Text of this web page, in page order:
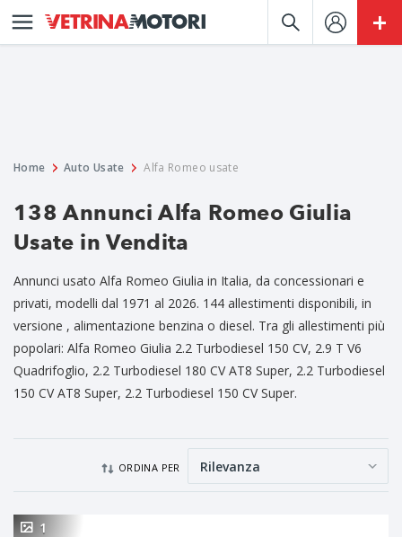
Home Auto Usate Alfa Romeo usate
138 Annunci Alfa Romeo Giulia
Usate in Vendita
Annunci usato Alfa Romeo Giulia in Italia, da concessionari e
privati, modelli dal 1971 al 2026. 144 allestimenti disponibili, in
versione , alimentazione benzina o diesel. Tra gli allestimenti più
popolari: Alfa Romeo Giulia 2.2 Turbodiesel 150 CV, 2.9 T V6
Quadrifoglio, 2.2 Turbodiesel 180 CV AT8 Super, 2.2 Turbodiesel
150 CV AT8 Super, 2.2 Turbodiesel 150 CV Super.
ORDINA PER
1